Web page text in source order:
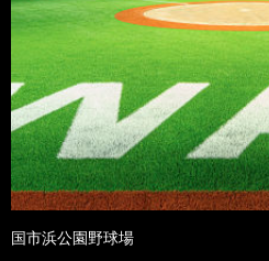
国市浜公園野球場